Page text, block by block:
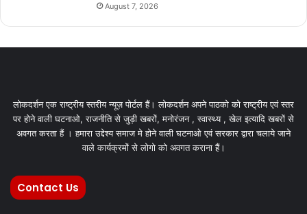
August 7, 2026
लोकदर्शन एक राष्ट्रीय स्तरीय न्यूज़ पोर्टल हैं। लोकदर्शन अपने पाठको को राष्ट्रीय एवं स्तर
पर होने वाली घटनाओ, राजनीति से जुड़ी खबरों, मनोरंजन , स्वास्थ्य , खेल इत्यादि खबरों से
अवगत करता हैं । हमारा उद्देश्य समाज मे होने वाली घटनाओ एवं सरकार द्वारा चलाये जाने
वाले कार्यक्रमों से लोगो को अवगत कराना हैं।
Contact Us